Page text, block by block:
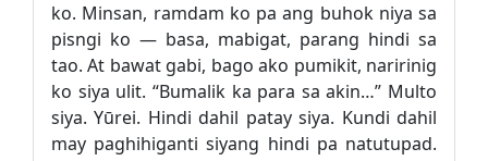
ko. Minsan, ramdam ko pa ang buhok niya sa
pisngi ko — basa, mabigat, parang hindi sa
tao. At bawat gabi, bago ako pumikit, naririnig
ko siya ulit. “Bumalik ka para sa akin…” Multo
siya. Yūrei. Hindi dahil patay siya. Kundi dahil
may paghihiganti siyang hindi pa natutupad.